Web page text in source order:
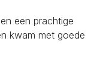
een prachtige
kwam met goede